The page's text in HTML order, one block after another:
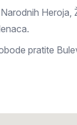
Heroja,
pratite